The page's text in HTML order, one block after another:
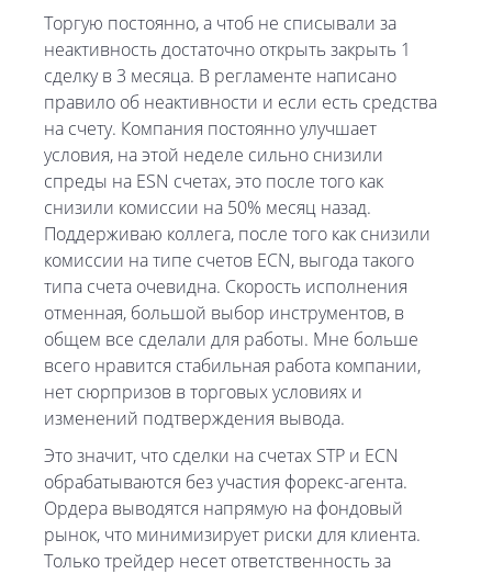
Торгую постоянно, а чтоб не списывали за
неактивность достаточно открыть закрыть 1
сделку в 3 месяца. В регламенте написано
правило об неактивности и если есть средства
на счету. Компания постоянно улучшает
условия, на этой неделе сильно снизили
спреды на ESN счетах, это после того как
снизили комиссии на 50% месяц назад.
Поддерживаю коллега, после того как снизили
комиссии на типе счетов ECN, выгода такого
типа счета очевидна. Скорость исполнения
отменная, большой выбор инструментов, в
общем все сделали для работы. Мне больше
всего нравится стабильная работа компании,
нет сюрпризов в торговых условиях и
изменений подтверждения вывода.
Это значит, что сделки на счетах STP и ECN
обрабатываются без участия форекс-агента.
Ордера выводятся напрямую на фондовый
рынок, что минимизирует риски для клиента.
Только трейдер несет ответственность за